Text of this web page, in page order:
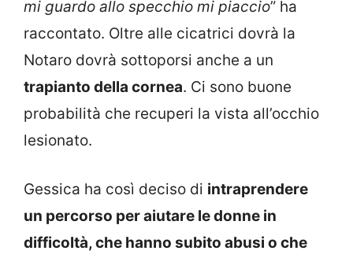
mi guardo allo specchio mi piaccio” ha
raccontato. Oltre alle cicatrici dovrà la
Notaro dovrà sottoporsi anche a un
trapianto della cornea. Ci sono buone
probabilità che recuperi la vista all’occhio
lesionato.
Gessica ha così deciso di intraprendere
un percorso per aiutare le donne in
difficoltà, che hanno subito abusi o che